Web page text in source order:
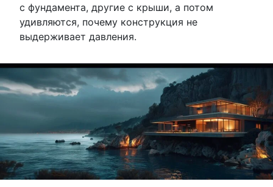
с фундамента, другие с крыши, а потом
удивляются, почему конструкция не
выдерживает давления.